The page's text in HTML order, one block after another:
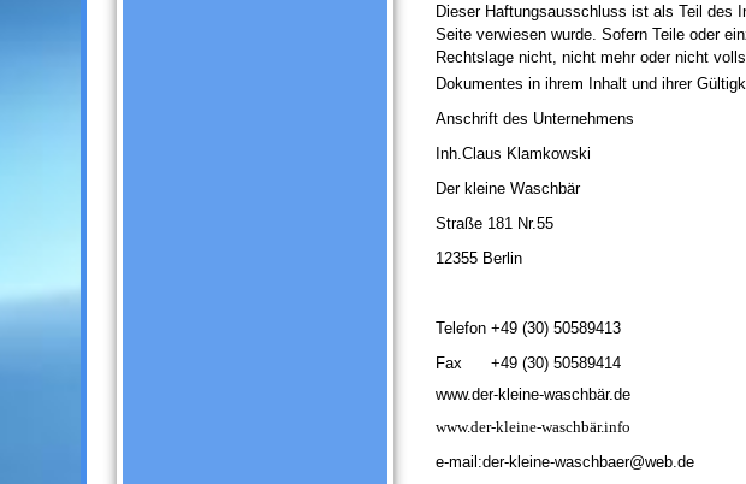
Dieser Haftungsausschluss ist als Teil des
Seite verwiesen wurde. Sofern Teile oder
Rechtslage nicht, nicht mehr oder nicht
Dokumentes in ihrem Inhalt und ihrer
Anschrift des Unternehmens
Inh.Claus Klamkowski
Der kleine Waschbär
Straße 181 Nr.55
12355 Berlin
Telefon +49 (30) 50589413
Fax +49 (30) 50589414
www.der-kleine-waschbär.de
www.der-kleine-waschbär.info
e-mail:der-kleine-waschbaer@web.de